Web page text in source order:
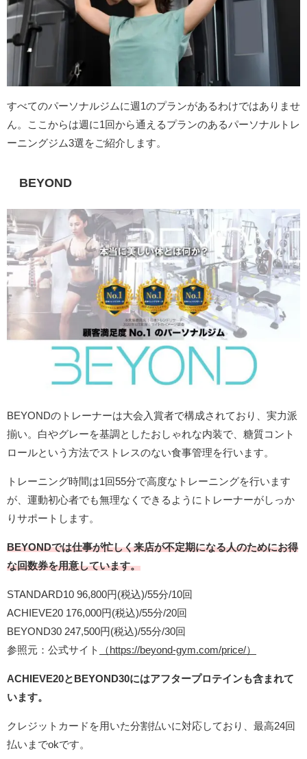
すべてのパーソナルジムに週1のプランがあるわけではありませ
ん。ここからは週に1回から通えるプランのあるパーソナルトレ
ーニングジム3選をご紹介します。
BEYOND
BEYONDのトレーナーは大会入賞者で構成されており、実力派
揃い。白やグレーを基調としたおしゃれな内装で、糖質コント
ロールという方法でストレスのない食事管理を行います。
トレーニング時間は1回55分で高度なトレーニングを行います
が、運動初心者でも無理なくできるようにトレーナーがしっか
りサポートします。
BEYONDでは仕事が忙しく来店が不定期になる人のためにお得
な回数券を用意しています。
STANDARD10 96,800円(税込)/55分/10回
ACHIEVE20 176,000円(税込)/55分/20回
BEYOND30 247,500円(税込)/55分/30回
参照元：公式サイト
（https://beyond-gym.com/price/）
ACHIEVE20とBEYOND30にはアフタープロテインも含まれて
います。
クレジットカードを用いた分割払いに対応しており、最高24回
払いまでokです。